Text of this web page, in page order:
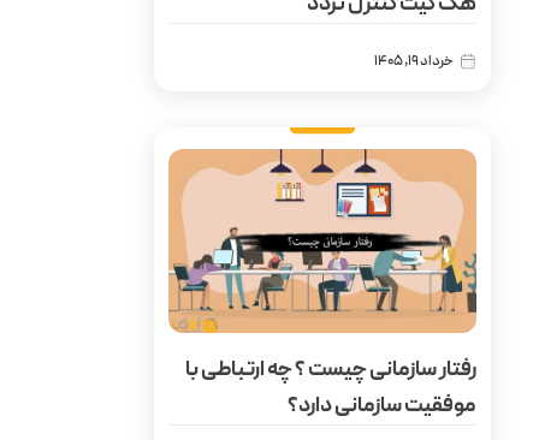
خرداد 19, 1405
رفتار سازمانی چیست ؟ چه ارتباطی با
موفقیت سازمانی دارد؟